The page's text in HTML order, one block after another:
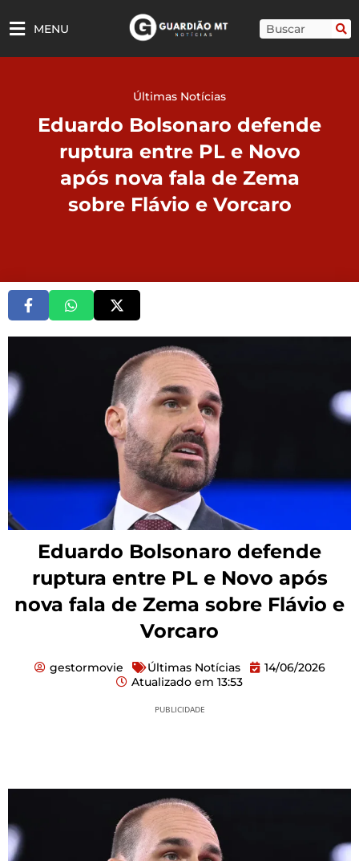
para
MENU Pesquisar
Últimas Notícias
Eduardo Bolsonaro defende
ruptura entre PL e Novo
após nova fala de Zema
sobre Flávio e Vorcaro
Eduardo Bolsonaro defende
ruptura entre PL e Novo após
nova fala de Zema sobre Flávio e
Vorcaro
gestormovie Últimas Notícias
14/06/2026
Atualizado em 13:53
PUBLICIDADE